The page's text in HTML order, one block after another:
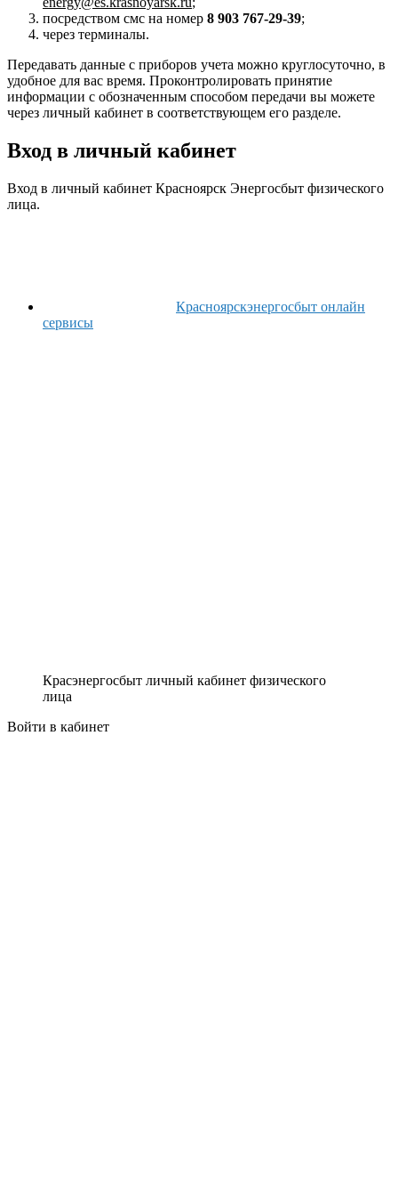
посредством смс на номер 8 903 767-29-39;
через терминалы.
Передавать данные с приборов учета можно круглосуточно, в
удобное для вас время. Проконтролировать принятие
информации с обозначенным способом передачи вы можете
через личный кабинет в соответствующем его разделе.
Вход в личный кабинет
Вход в личный кабинет Красноярск Энергосбыт физического
лица.
Красноярскэнергосбыт онлайн
сервисы
Красэнергосбыт личный кабинет физического
лица
Войти в кабинет